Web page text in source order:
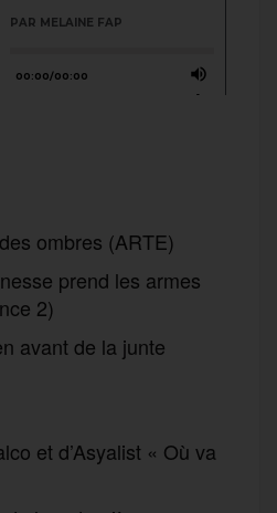
ombres (ARTE)
prend les armes
2)
avant de la junte
et d’Asyalist « Où va